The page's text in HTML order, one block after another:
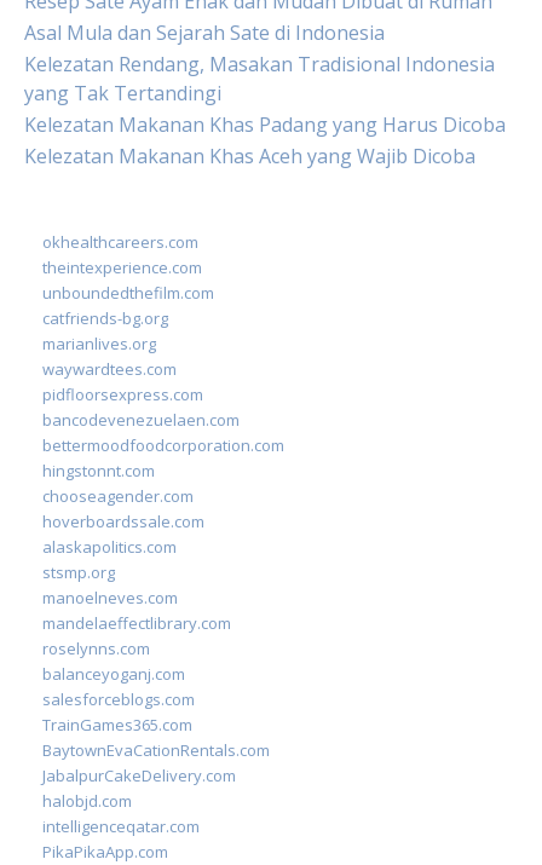
Asal Mula dan Sejarah Sate di Indonesia
Kelezatan Rendang, Masakan Tradisional Indonesia
yang Tak Tertandingi
Kelezatan Makanan Khas Padang yang Harus Dicoba
Kelezatan Makanan Khas Aceh yang Wajib Dicoba
okhealthcareers.com
theintexperience.com
unboundedthefilm.com
catfriends-bg.org
marianlives.org
waywardtees.com
pidfloorsexpress.com
bancodevenezuelaen.com
bettermoodfoodcorporation.com
hingstonnt.com
chooseagender.com
hoverboardssale.com
alaskapolitics.com
stsmp.org
manoelneves.com
mandelaeffectlibrary.com
roselynns.com
balanceyoganj.com
salesforceblogs.com
TrainGames365.com
BaytownEvaCationRentals.com
JabalpurCakeDelivery.com
halobjd.com
intelligenceqatar.com
PikaPikaApp.com